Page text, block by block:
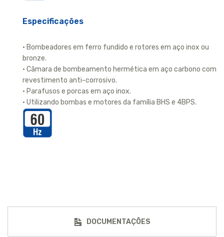
Especificações
• Bombeadores em ferro fundido e rotores em aço inox ou
bronze.
• Câmara de bombeamento hermética em aço carbono com
revestimento anti-corrosivo.
• Parafusos e porcas em aço inox.
• Utilizando bombas e motores da família BHS e 4BPS.
DOCUMENTAÇÕES